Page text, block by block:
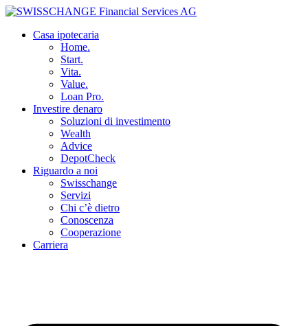
Casa ipotecaria
Home.
Start.
Vita.
Value.
Loan Pro.
Investire denaro
Soluzioni di investimento
Wealth
Advice
DepotCheck
Riguardo a noi
Swisschange
Servizi
Chi c’è dietro
Conoscenza
Cooperazione
Carriera